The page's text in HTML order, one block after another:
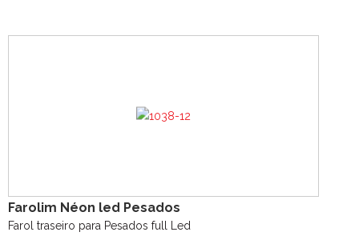
Farolim Néon led Pesados
Farol traseiro para Pesados full Led